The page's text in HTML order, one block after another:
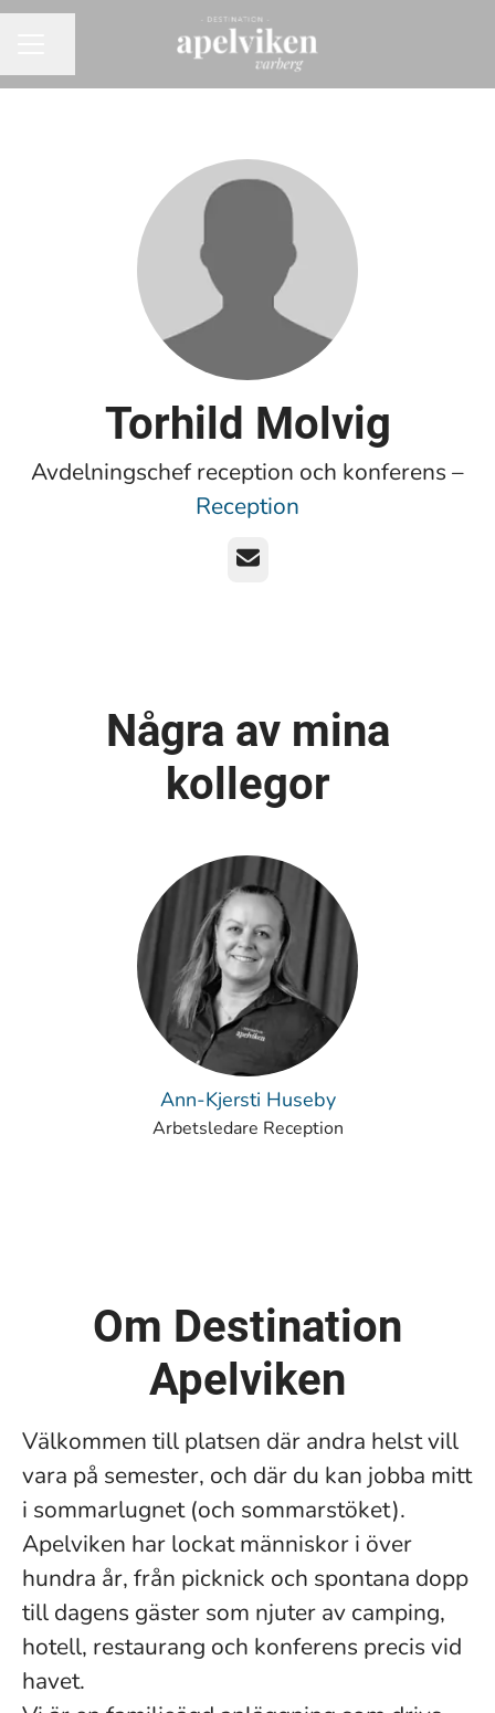
Torhild Molvig
Avdelningschef reception och konferens –
Reception
E-post
Några av mina
kollegor
Ann-Kjersti Huseby
Arbetsledare Reception
Om Destination
Apelviken
Välkommen till platsen där andra helst vill
vara på semester, och där du kan jobba mitt
i sommarlugnet (och sommarstöket).
Apelviken har lockat människor i över
hundra år, från picknick och spontana dopp
till dagens gäster som njuter av camping,
hotell, restaurang och konferens precis vid
havet.